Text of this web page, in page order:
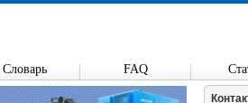
Словарь FAQ